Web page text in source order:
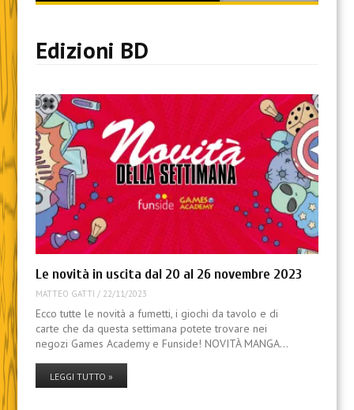
content
Edizioni BD
Le novità in uscita dal 20 al 26 novembre 2023
MATTEO GATTI / 22/11/2023
Ecco tutte le novità a fumetti, i giochi da tavolo e di
carte che da questa settimana potete trovare nei
negozi Games Academy e Funside! NOVITÀ MANGA…
LEGGI TUTTO »